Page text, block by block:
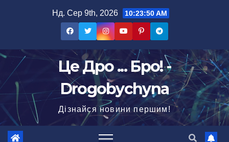
Нд. Сер 9th, 2026 10:23:51 AM
Це Дро ... Бро! -
Drogobychyna
Дізнайся новини першим!